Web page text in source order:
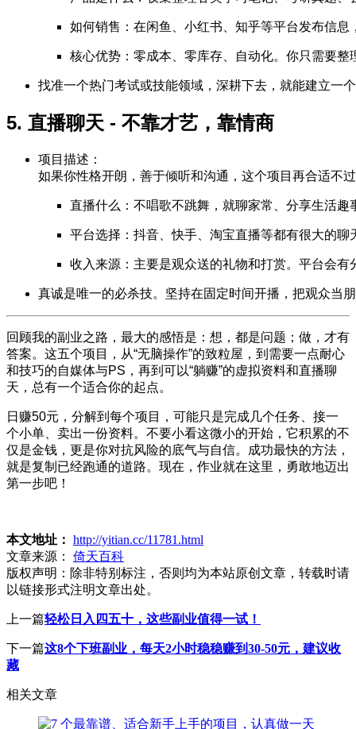
如何销售：在闲鱼、小红书、知乎等平台发布信
核心优势：零成本、零库存、自动化。你只需要
找准一个热门考试或技能领域，深耕下去，就能建立一个
5. 直播聊天 - 不靠才艺，靠情商
项目描述：
如果你性格开朗，善于倾听和沟通，这个项目再合适不
直播什么：不唱歌不跳舞，就聊家常、分享生活趣
平台选择：抖音、快手、淘宝直播等都有很大的聊
收入来源：主要是观众送的礼物和打赏。平台会
真诚是唯一的必杀技。坚持在固定时间开播，把观众当
回顾我的副业之路，最大的感悟是：想，都是问题；做，才有
答案。这五个项目，从“无脑操作”的致粒屋，到需要一点耐心
和技巧的自媒体与PS，再到可以“躺赚”的虚拟资料和直播聊
天，总有一个适合你的起点。
日赚50元，分解到每个项目，可能只是完成几个任务、接一
个小单、卖出一份资料。不要小看这微小的开始，它积累的不
仅是金钱，更是你对抗风险的底气与自信。成功最快的方法，
就是复制已经跑通的道路。现在，作业就在这里，勇敢地迈出
第一步吧！
本文地址： http://yitian.cc/11781.html
文章来源：
倚天百科
版权声明： 除非特别标注，否则均为本站原创文章，转载时请
以链接形式注明文章出处。
上一篇轻松日入四五十，这些副业值得一试！
下一篇这8个下班副业，每天2小时稳稳赚到30-50元，建议收
藏
相关文章